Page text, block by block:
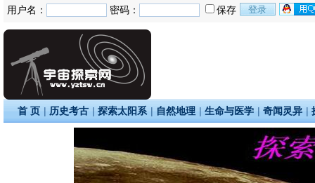
用户名： 密码： 保存
首 页 | 历史考古 | 探索太阳系 | 自然地理 | 生命与医学 | 奇闻灵异 |